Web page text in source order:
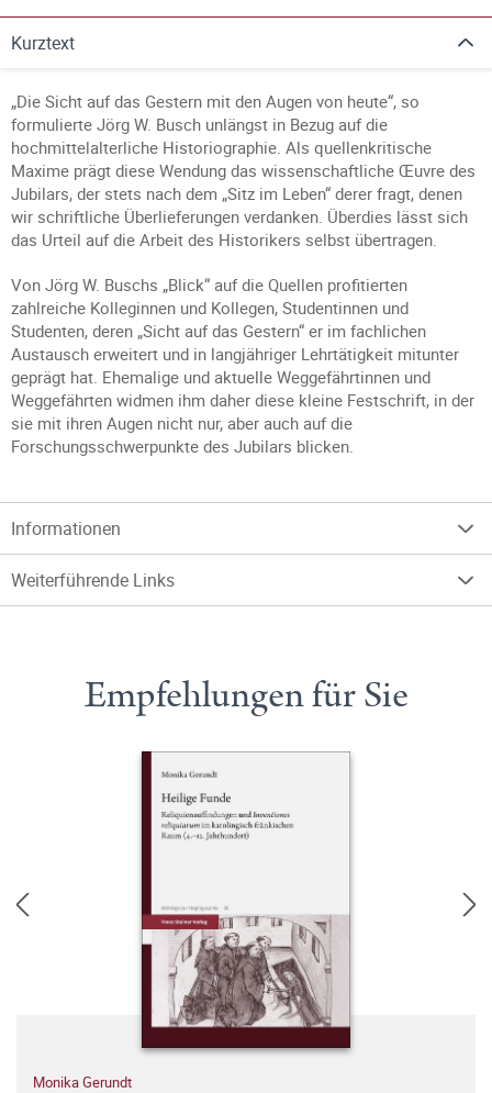
Kurztext
„Die Sicht auf das Gestern mit den Augen von heute“, so
formulierte Jörg W. Busch unlängst in Bezug auf die
hochmittelalterliche Historiographie. Als quellenkritische
Maxime prägt diese Wendung das wissenschaftliche Œuvre des
Jubilars, der stets nach dem „Sitz im Leben“ derer fragt, denen
wir schriftliche Überlieferungen verdanken. Überdies lässt sich
das Urteil auf die Arbeit des Historikers selbst übertragen.
Von Jörg W. Buschs „Blick“ auf die Quellen profitierten
zahlreiche Kolleginnen und Kollegen, Studentinnen und
Studenten, deren „Sicht auf das Gestern“ er im fachlichen
Austausch erweitert und in langjähriger Lehrtätigkeit mitunter
geprägt hat. Ehemalige und aktuelle Weggefährtinnen und
Weggefährten widmen ihm daher diese kleine Festschrift, in der
sie mit ihren Augen nicht nur, aber auch auf die
Forschungsschwerpunkte des Jubilars blicken.
Informationen
Weiterführende Links
Empfehlungen für Sie
Monika Gerundt